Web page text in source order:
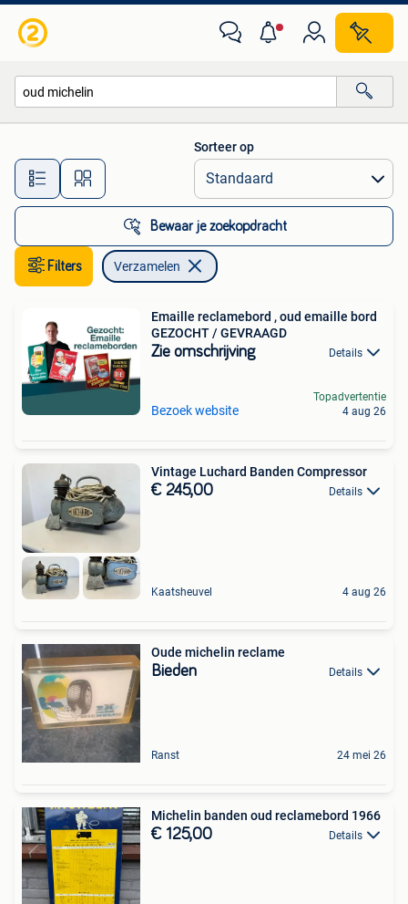
Alle afstanden…
Sorteer op
Bewaar je zoekopdracht
Filters Verzamelen
Emaille reclamebord , oud emaille bord
GEZOCHT / GEVRAAGD
Zie omschrijving Details
Bezoek website
Topadvertentie
4 aug 26
Vintage Luchard Banden Compressor
€ 245,00 Details
Kaatsheuvel 4 aug 26
Oude michelin reclame
Bieden Details
Ranst 24 mei 26
Michelin banden oud reclamebord 1966
€ 125,00 Details